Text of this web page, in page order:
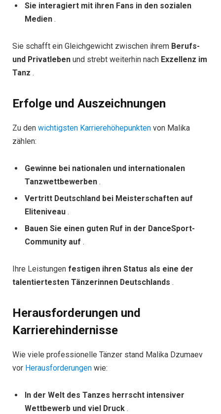
Sie interagiert mit ihren Fans in den sozialen
Medien .
Sie schafft ein Gleichgewicht zwischen ihrem Berufs-
und Privatleben und strebt weiterhin nach Exzellenz im
Tanz .
Erfolge und Auszeichnungen
Zu den wichtigsten Karrierehöhepunkten von Malika
zählen:
Gewinne bei nationalen und internationalen
Tanzwettbewerben .
Vertritt Deutschland bei Meisterschaften auf
Eliteniveau .
Bauen Sie einen guten Ruf in der DanceSport-
Community auf .
Ihre Leistungen festigen ihren Status als eine der
talentiertesten Tänzerinnen Deutschlands .
Herausforderungen und
Karrierehindernisse
Wie viele professionelle Tänzer stand Malika Dzumaev
vor Herausforderungen wie:
In der Welt des Tanzes herrscht intensiver
Wettbewerb und viel Druck .